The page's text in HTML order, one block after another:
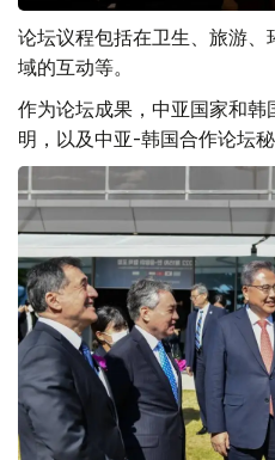
论坛议程包括在卫生、旅游
域的互动等。
作为论坛成果，中亚国家和
明，以及中亚-韩国合作论坛